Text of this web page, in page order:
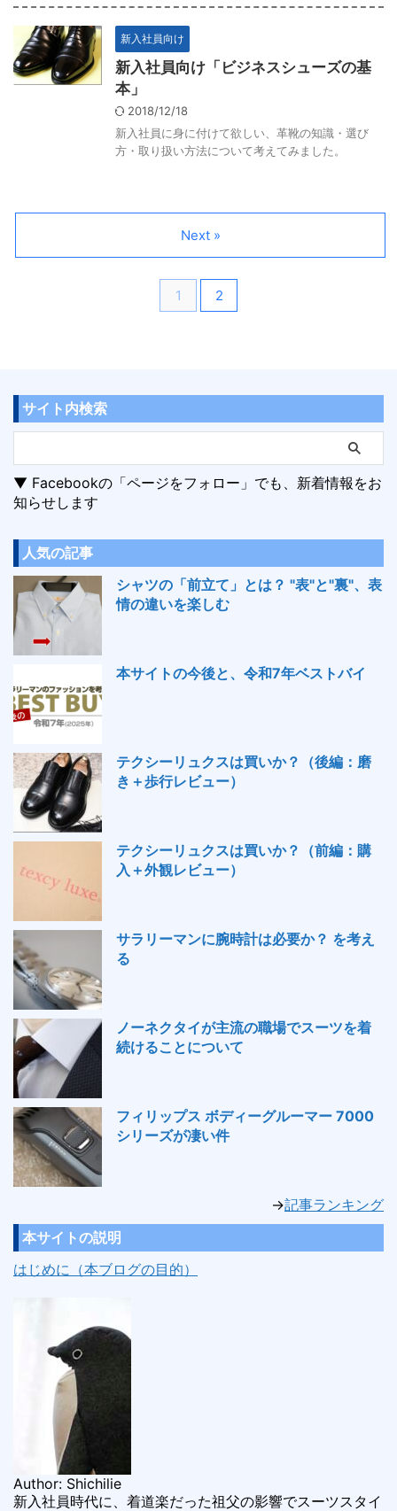
新入社員向け
新入社員向け「ビジネスシューズの基
本」
2018/12/18
新入社員に身に付けて欲しい、革靴の知識・選び
方・取り扱い方法について考えてみました。
1 2
Next »
サイト内検索
▼ Facebookの「ページをフォロー」でも、新着情報をお
知らせします
人気の記事
シャツの「前立て」とは？ "表"と"裏"、表
情の違いを楽しむ
本サイトの今後と、令和7年ベストバイ
テクシーリュクスは買いか？（後編：磨
き＋歩行レビュー）
テクシーリュクスは買いか？（前編：購
入＋外観レビュー）
サラリーマンに腕時計は必要か？ を考え
る
ノーネクタイが主流の職場でスーツを着
続けることについて
フィリップス ボディーグルーマー 7000
シリーズが凄い件
→記事ランキング
本サイトの説明
はじめに（本ブログの目的）
Author: Shichilie
新入社員時代に、着道楽だった祖父の影響でスーツスタイ